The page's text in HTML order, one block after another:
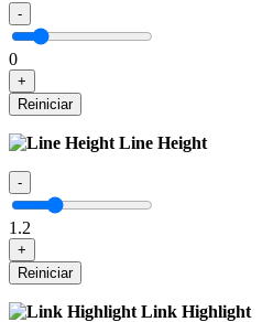
-
0
+
Reiniciar
Line Height
-
1.2
+
Reiniciar
Link Highlight